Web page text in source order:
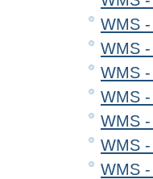
WMS
WMS
WMS
WMS
WMS
WMS
WMS